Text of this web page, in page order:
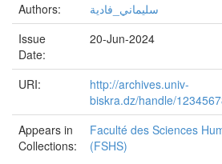
Authors:
سليماني_فادية
Issue
Date:
20-Jun-2024
URI:
http://archives.univ-
biskra.dz/handle/
Appears in
Collections:
Faculté des Sciences
(FSHS)